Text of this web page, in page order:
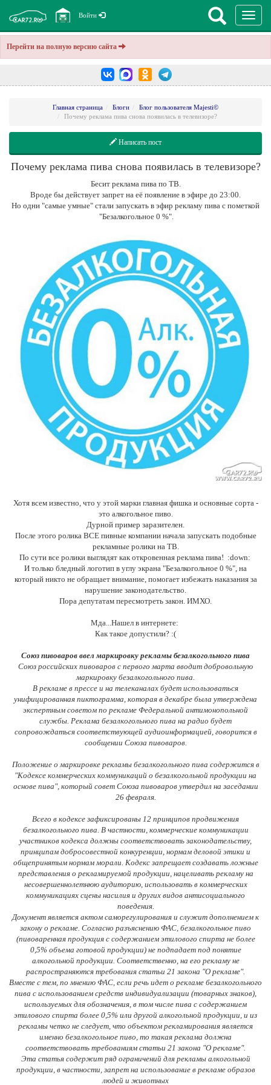
Перейти на полную версию сайта
Войти
Главная страница Блоги
Блог пользователя Majesti©
Почему реклама пива снова появилась в телевизоре?
Написать пост
Почему реклама пива снова появилась в телевизоре?
Бесит реклама пива по ТВ.
Вроде бы действует запрет на её появление в эфире до 23:00.
Но одни "самые умные" стали запускать в эфир рекламу пива с пометкой
"Безалкогольное 0 %".
Хотя всем известно, что у этой марки главная фишка и основные сорта -
это алкогольное пиво.
Дурной пример заразителен.
После этого ролика ВСЕ пивные компании начала запускать подобные
рекламные ролики на ТВ.
По сути все ролики выглядят как откровенная реклама пива! :down:
И только бледный логотип в углу экрана "Безалкогольное 0 %", на
который никто не обращает внимание, помогает избежать наказания за
нарушение законодательство.
Пора депутатам пересмотреть закон. ИМХО.
Мда...Нашел в интернете:
Как такое допустили? :(
Союз пивоваров ввел маркировку рекламы безалкогольного пива
Союз российских пивоваров с первого марта вводит добровольную
маркировку безалкогольного пива.
В рекламе в прессе и на телеканалах будет использоваться
унифицированная пиктограмма, которая в декабре была утверждена
экспертным советом по рекламе Федеральной антимонопольной
службы. Реклама безалкогольного пива на радио будет
сопровождаться соответствующей аудиоинформацией, говорится в
сообщении Союза пивоваров.
Положение о маркировке рекламы безалкогольного пива содержится в
"Кодексе коммерческих коммуникаций о безалкогольной продукции на
основе пива", который совет Союза пивоваров утвердил на заседании
26 февраля.
Всего в кодексе зафиксированы 12 принципов продвижения
безалкогольного пива. В частности, коммерческие коммуникации
участников кодекса должны соответствовать законодательству,
принципам добросовестной конкуренции, нормам деловой этики и
общепринятым нормам морали. Кодекс запрещает создавать ложные
представления о рекламируемой продукции, нацеливать рекламу на
несовершеннолетнюю аудиторию, использовать в коммерческих
коммуникациях сцены насилия и других видов антисоциального
поведения.
Документ является актом саморегулирования и служит дополнением к
закону о рекламе. Согласно разъяснению ФАС, безалкогольное пиво
(пивоваренная продукция с содержанием этилового спирта не более
0,5% объема готовой продукции) не подпадает под понятие
алкогольной продукции. Соответственно, на его рекламу не
распространяются требования статьи 21 закона "О рекламе".
Вместе с тем, по мнению ФАС, если речь идет о рекламе безалкогольного
пива с использованием средств индивидуализации (товарных знаков),
используемых для обозначения, в том числе пива с содержанием
этилового спирта более 0,5% или другой алкогольной продукции, и из
рекламы четко не следует, что объектом рекламирования является
именно безалкогольное пиво, то такая реклама должна
соответствовать требованиям статьи 21 закона "О рекламе".
Эта статья содержит ряд ограничений для рекламы алкогольной
продукции, в частности, запрет на использование в рекламе образов
людей и животных